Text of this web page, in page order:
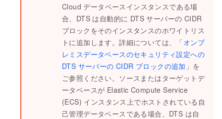
Cloud データベースインスタンスである場
合、DTS は自動的に DTS サーバーの CIDR
ブロックをそのインスタンスのホワイトリス
トに追加します。詳細については、「オンプ
レミスデータベースのセキュリティ設定への
DTS サーバーの CIDR ブロックの追加 」を
ご参照ください。ソースまたはターゲットデ
ータベースが Elastic Compute Service
(ECS) インスタンス上でホストされている自
己管理データベースである場合、DTS は自